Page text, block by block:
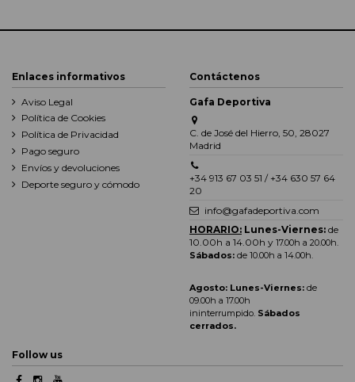
Enlaces informativos
Aviso Legal
Política de Cookies
Política de Privacidad
Pago seguro
Envíos y devoluciones
Deporte seguro y cómodo
Contáctenos
Gafa Deportiva
C. de José del Hierro, 50, 28027
Madrid
+34 913 67 03 51 / +34 630 57 64
20
info@gafadeportiva.com
HORARIO: Lunes-Viernes: de
10.00h a 14.00h y 17.00h a 20.00h
Sábados: de 10.00h a 14.00h.
Agosto: Lunes-Viernes: de
09.00h a 17.00h
ininterrumpido. Sábados
cerrados.
Follow us